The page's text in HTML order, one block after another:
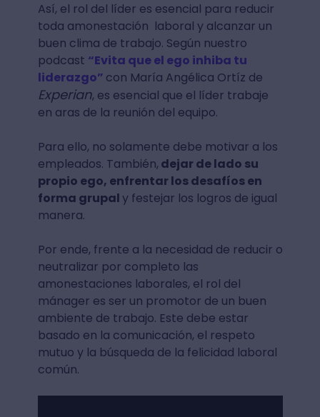
Así, el rol del líder es esencial para reducir
toda amonestación laboral y alcanzar un
buen clima de trabajo. Según nuestro
podcast “Evita que el ego inhiba tu
liderazgo” con María Angélica Ortíz de
Experian, es esencial que el líder trabaje
en aras de la reunión del equipo.
Para ello, no solamente debe motivar a los
empleados. También, dejar de lado su
propio ego, enfrentar los desafíos en
forma grupaly festejar los logros de igual
manera.
Por ende, frente a la necesidad de reducir o
neutralizar por completo las
amonestaciones laborales, el rol del
mánager es ser un promotor de un buen
ambiente de trabajo. Este debe estar
basado en la comunicación, el respeto
mutuo y la búsqueda de la felicidad laboral
común.